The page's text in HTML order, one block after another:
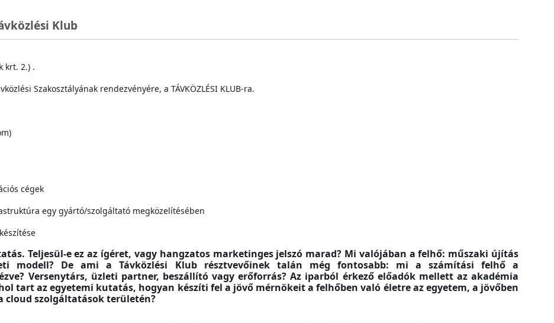
Klub
krt. 2.) .
Szakosztályának rendezvényére, a TÁVKÖZLÉSI KLUB-ra.
cégek
egy gyártó/szolgáltató megközelítésében
Teljesül-e ez az ígéret, vagy hangzatos marketinges jelszó marad? Mi valójában a felhő: műszaki újítás
modell? De ami a Távközlési Klub résztvevőinek talán még fontosabb: mi a számítási felhő a
Versenytárs, üzleti partner, beszállító vagy erőforrás? Az iparból érkező előadók mellett az akadémia
tart az egyetemi kutatás, hogyan készíti fel a jövő mérnökeit a felhőben való életre az egyetem, a jövőben
cloud szolgáltatások területén?